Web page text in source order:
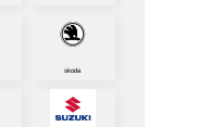
skoda